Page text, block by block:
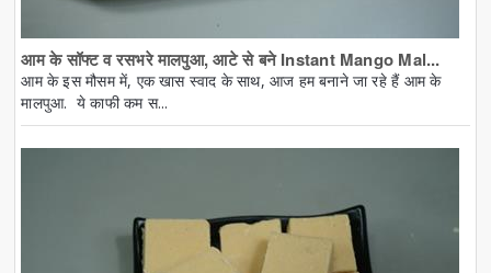
आम के सॉफ्ट व रसभरे मालपुआ, आटे से बने Instant Mango Mal...
आम के इस मौसम में, एक खास स्वाद के साथ, आज हम बनाने जा रहे हैं आम के
मालपुआ. ये काफी कम स...